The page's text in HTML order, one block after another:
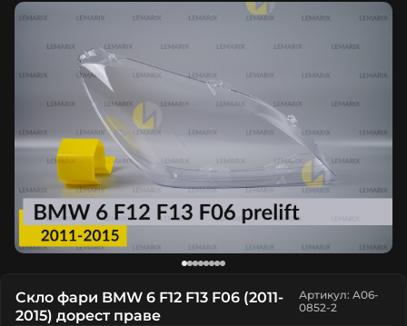
Скло фари BMW 6 F12 F13 F06 (2011-
2015) дорест праве
Артикул: A06-
0852-2